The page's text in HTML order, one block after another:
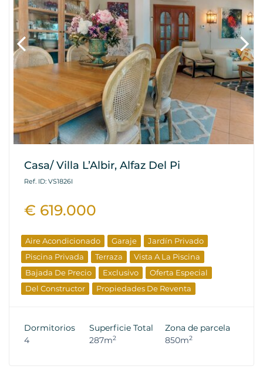
Casa/ Villa L’Albir, Alfaz Del Pi
Ref. ID: VS1826I
€ 619.000
Aire Acondicionado Garaje
Jardín Privado
Piscina Privada
Terraza
Vista A La Piscina
Bajada De Precio
Exclusivo
Oferta Especial
Del Constructor
Propiedades De Reventa
Dormitorios
4
Superficie Total
287m2
Zona de parcela
850m2